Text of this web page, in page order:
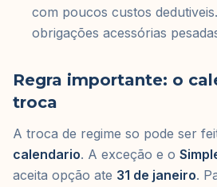
com poucos custos
obrigações acessórias
Regra importante: o
troca
A troca de regime so pode ser
calendario. A exceção e o
aceita opção ate 31 de janeiro.